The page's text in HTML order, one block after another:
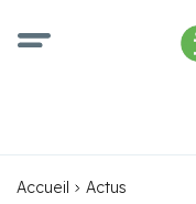
Accueil Actus